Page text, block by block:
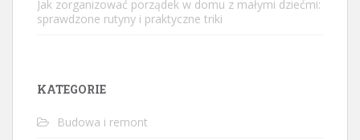
Jak zorganizować porządek w domu z małymi dziećmi:
sprawdzone rutyny i praktyczne triki
KATEGORIE
Budowa i remont